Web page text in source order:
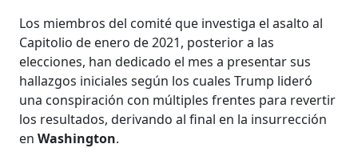
Los miembros del comité que investiga el asalto al
Capitolio de enero de 2021, posterior a las
elecciones, han dedicado el mes a presentar sus
hallazgos iniciales según los cuales Trump lideró
una conspiración con múltiples frentes para revertir
los resultados, derivando al final en la insurrección
enWashington.